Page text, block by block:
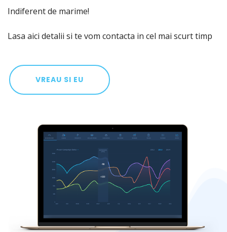
Indiferent de marime!
Lasa aici detalii si te vom contacta in cel mai scurt timp
VREAU SI EU